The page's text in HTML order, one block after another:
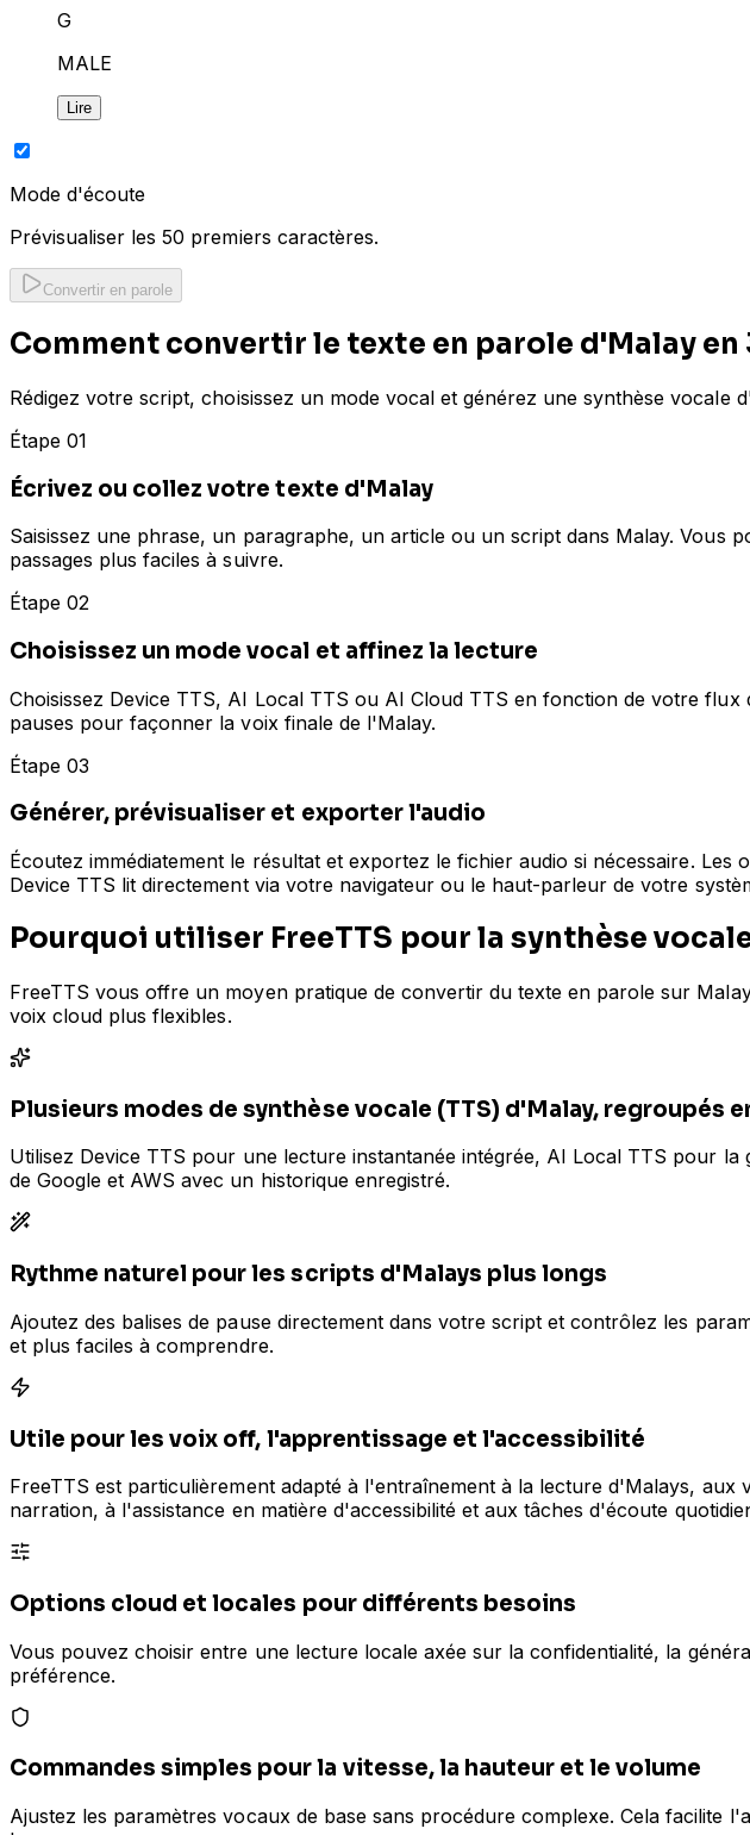
G
MALE
Lire
Mode d'écoute
Prévisualiser les 50 premiers caractères.
Convertir en parole
Comment convertir le texte en parole d'Malay en
Rédigez votre script, choisissez un mode vocal et générez une synthèse vocale
Étape 01
Écrivez ou collez votre texte d'Malay
Saisissez une phrase, un paragraphe, un article ou un script dans Malay. Vous
passages plus faciles à suivre.
Étape 02
Choisissez un mode vocal et affinez la lecture
Choisissez Device TTS, AI Local TTS ou AI Cloud TTS en fonction de votre
pauses pour façonner la voix finale de l'Malay.
Étape 03
Générer, prévisualiser et exporter l'audio
Écoutez immédiatement le résultat et exportez le fichier audio si nécessaire.
Device TTS lit directement via votre navigateur ou le haut-parleur de votre
Pourquoi utiliser FreeTTS pour la synthèse
FreeTTS vous offre un moyen pratique de convertir du texte en parole sur
voix cloud plus flexibles.
Plusieurs modes de synthèse vocale (TTS) d'Malay, regroupés
Utilisez Device TTS pour une lecture instantanée intégrée, AI Local TTS pour
de Google et AWS avec un historique enregistré.
Rythme naturel pour les scripts d'Malays plus longs
Ajoutez des balises de pause directement dans votre script et contrôlez les
et plus faciles à comprendre.
Utile pour les voix off, l'apprentissage et l'accessibilité
FreeTTS est particulièrement adapté à l'entraînement à la lecture d'Malays,
narration, à l'assistance en matière d'accessibilité et aux tâches d'écoute
Options cloud et locales pour différents besoins
Vous pouvez choisir entre une lecture locale axée sur la confidentialité, la
préférence.
Commandes simples pour la vitesse, la hauteur et le volume
Ajustez les paramètres vocaux de base sans procédure complexe. Cela facilite